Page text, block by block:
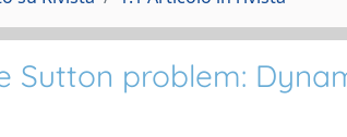
Sutton problem: